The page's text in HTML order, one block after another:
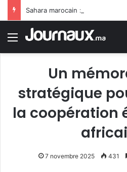
Menu
Un
stratégique
la coopération
7 novembre 2025 431